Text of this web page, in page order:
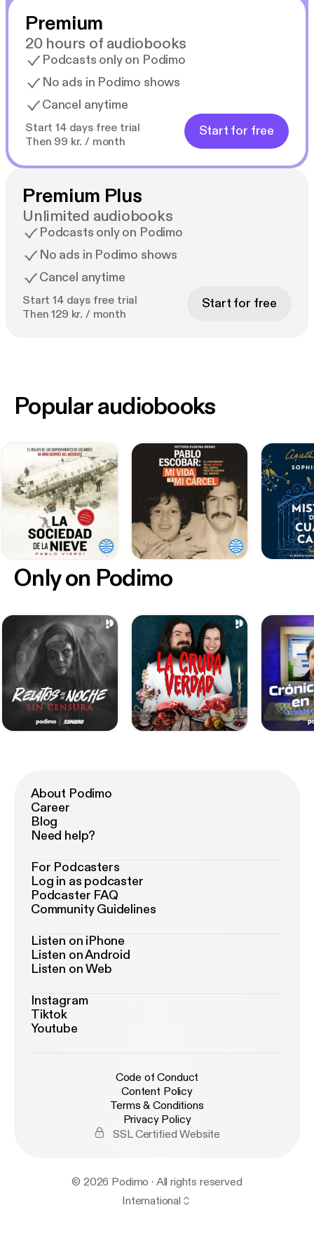
Premium
20 hours of audiobooks
Podcasts only on Podimo
No ads in Podimo shows
Cancel anytime
Start 14 days free trial
Then 99 kr. / month
Start for free
Premium Plus
Unlimited audiobooks
Podcasts only on Podimo
No ads in Podimo shows
Cancel anytime
Start 14 days free trial
Then 129 kr. / month
Start for free
Only on Podimo
Popular audiobooks
About Podimo
Career
Blog
Need help?
For Podcasters
Log in as podcaster
Podcaster FAQ
Community Guidelines
Listen on iPhone
Listen on Android
Listen on Web
Instagram
Tiktok
Youtube
Code of Conduct
Content Policy
Terms & Conditions
Privacy Policy
SSL Certified Website
© 2026 Podimo · All rights reserved
International